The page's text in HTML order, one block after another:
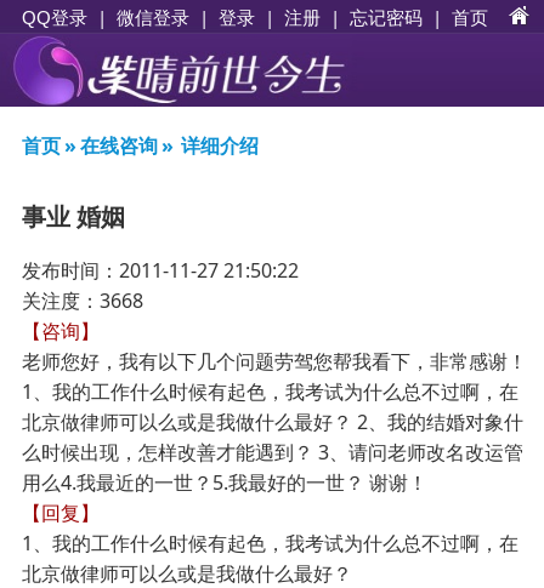
QQ登录 | 微信登录 | 登录 | 注册 | 忘记密码 | 首页
首页»在线咨询» 详细介绍
事业 婚姻
发布时间：2011-11-27 21:50:22
关注度：3668
【咨询】
老师您好，我有以下几个问题劳驾您帮我看下，非常感谢！
1、我的工作什么时候有起色，我考试为什么总不过啊，在
北京做律师可以么或是我做什么最好？ 2、我的结婚对象什
么时候出现，怎样改善才能遇到？ 3、请问老师改名改运管
用么4.我最近的一世？5.我最好的一世？ 谢谢！
【回复】
1、我的工作什么时候有起色，我考试为什么总不过啊，在
北京做律师可以么或是我做什么最好？